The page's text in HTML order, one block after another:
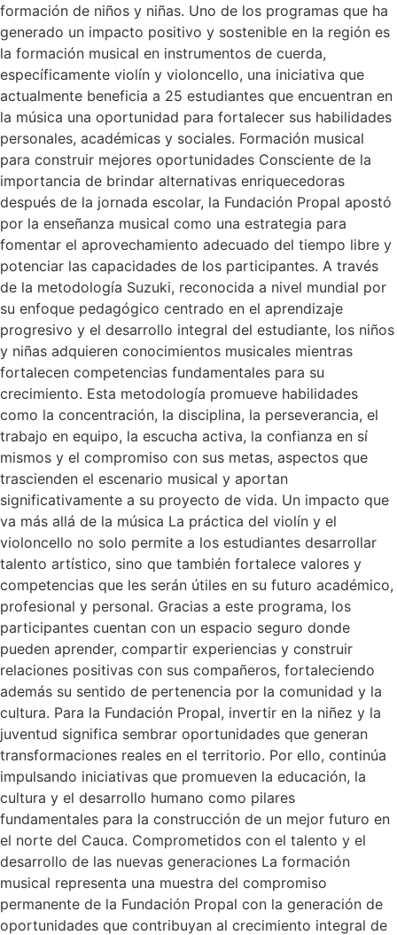
formación de niños y niñas. Uno de los programas que ha
generado un impacto positivo y sostenible en la región es
la formación musical en instrumentos de cuerda,
específicamente violín y violoncello, una iniciativa que
actualmente beneficia a 25 estudiantes que encuentran en
la música una oportunidad para fortalecer sus habilidades
personales, académicas y sociales. Formación musical
para construir mejores oportunidades Consciente de la
importancia de brindar alternativas enriquecedoras
después de la jornada escolar, la Fundación Propal apostó
por la enseñanza musical como una estrategia para
fomentar el aprovechamiento adecuado del tiempo libre y
potenciar las capacidades de los participantes. A través
de la metodología Suzuki, reconocida a nivel mundial por
su enfoque pedagógico centrado en el aprendizaje
progresivo y el desarrollo integral del estudiante, los niños
y niñas adquieren conocimientos musicales mientras
fortalecen competencias fundamentales para su
crecimiento. Esta metodología promueve habilidades
como la concentración, la disciplina, la perseverancia, el
trabajo en equipo, la escucha activa, la confianza en sí
mismos y el compromiso con sus metas, aspectos que
trascienden el escenario musical y aportan
significativamente a su proyecto de vida. Un impacto que
va más allá de la música La práctica del violín y el
violoncello no solo permite a los estudiantes desarrollar
talento artístico, sino que también fortalece valores y
competencias que les serán útiles en su futuro académico,
profesional y personal. Gracias a este programa, los
participantes cuentan con un espacio seguro donde
pueden aprender, compartir experiencias y construir
relaciones positivas con sus compañeros, fortaleciendo
además su sentido de pertenencia por la comunidad y la
cultura. Para la Fundación Propal, invertir en la niñez y la
juventud significa sembrar oportunidades que generan
transformaciones reales en el territorio. Por ello, continúa
impulsando iniciativas que promueven la educación, la
cultura y el desarrollo humano como pilares
fundamentales para la construcción de un mejor futuro en
el norte del Cauca. Comprometidos con el talento y el
desarrollo de las nuevas generaciones La formación
musical representa una muestra del compromiso
permanente de la Fundación Propal con la generación de
oportunidades que contribuyan al crecimiento integral de